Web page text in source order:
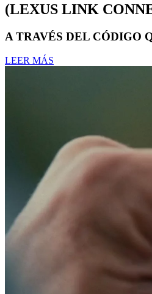
(LEXUS LINK
A TRAVÉS DEL CÓDIGO
LEER MÁS